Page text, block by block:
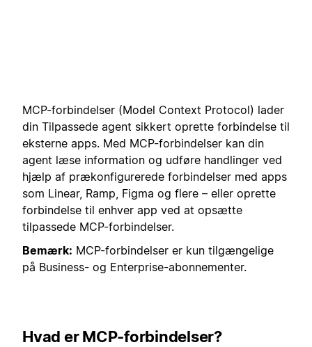
MCP-forbindelser (Model Context Protocol) lader
din Tilpassede agent sikkert oprette forbindelse til
eksterne apps. Med MCP-forbindelser kan din
agent læse information og udføre handlinger ved
hjælp af prækonfigurerede forbindelser med apps
som Linear, Ramp, Figma og flere – eller oprette
forbindelse til enhver app ved at opsætte
tilpassede MCP-forbindelser.
Bemærk: MCP-forbindelser er kun tilgængelige
på Business- og Enterprise-abonnementer.
Hvad er MCP-forbindelser?